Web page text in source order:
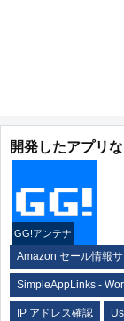
開発したアプリ
GG!アンテナ
Amazon セール情報サ
SimpleAppLinks -
IP アドレス確認